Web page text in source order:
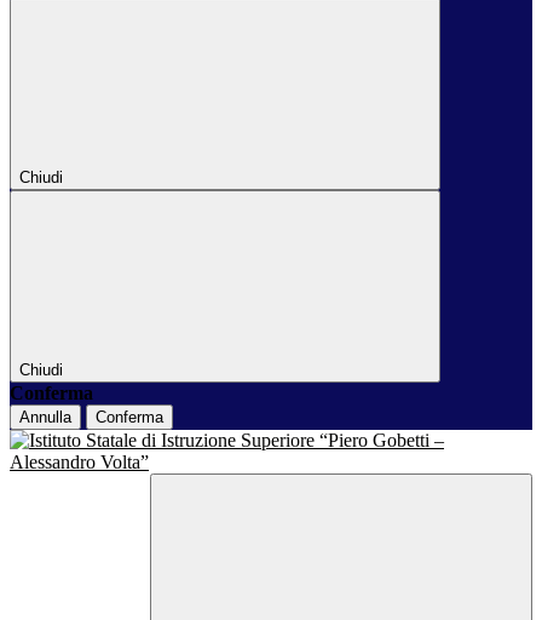
Chiudi
Chiudi
Conferma
Annulla Conferma